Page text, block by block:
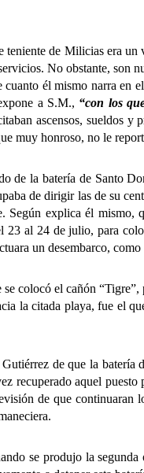
de Milicias era un
No obstante, son
él mismo narra en
a S.M., “con los
ascensos, sueldos
muy honroso, no le
la batería de Santo
de dirigir las de su
Según explica él
23 al 24 de julio, para
un desembarco,
el cañón “Tigre”,
la citada playa, fue el
de que la batería
recuperado aquel
de que continuaran
produjo la segunda